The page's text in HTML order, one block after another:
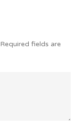
Required fields are